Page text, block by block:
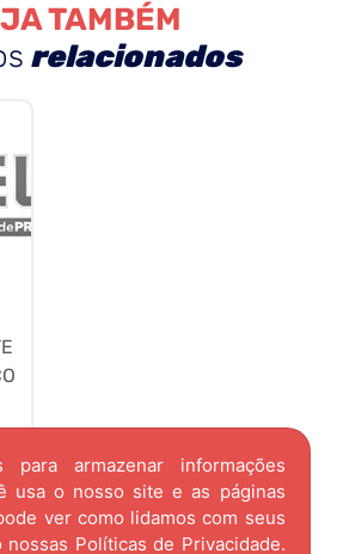
para armazenar informações
usa o nosso site e as páginas
ver como lidamos com seus
nossas Políticas de Privacidade.
TAMBÉM
relacionados